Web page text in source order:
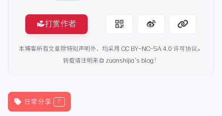
打赏作者
本博客所有文章除特别声明外，均采用 CC BY-NC-SA 4.0 许可协议。
转载请注明来自 zuanshijia`s blog ！
日常分享 7